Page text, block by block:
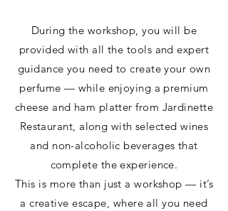
During the workshop, you will be
provided with all the tools and expert
guidance you need to create your own
perfume — while enjoying a premium
cheese and ham platter from Jardinette
Restaurant, along with selected wines
and non-alcoholic beverages that
complete the experience.
This is more than just a workshop — it’s
a creative escape, where all you need